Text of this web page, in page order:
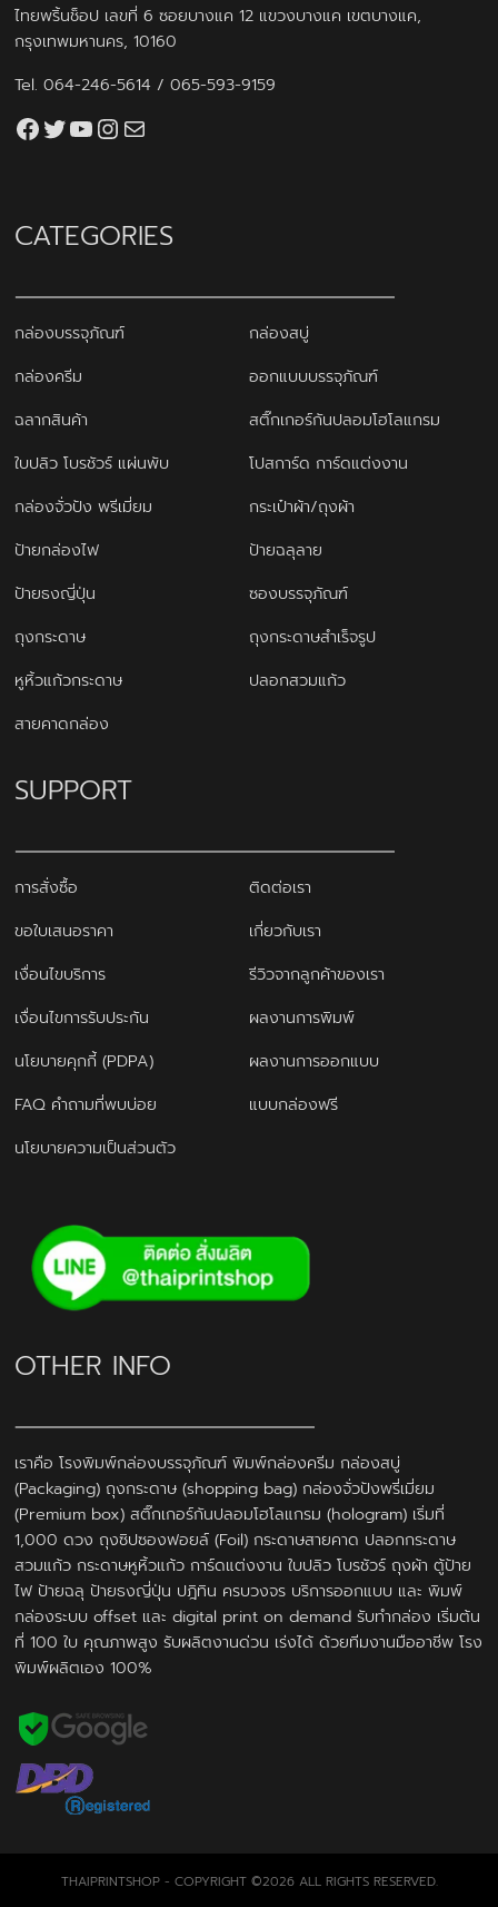
ไทยพริ้นช็อป เลขที่ 6 ซอยบางแค 12 แขวงบางแค เขตบางแค,
กรุงเทพมหานคร, 10160
Tel.064-246-5614 /065-593-9159
Facebook
Twitter
YouTube
Instagram
thaiprintshop.aw@gmail.com
CATEGORIES
กล่องบรรจุภัณฑ์
กล่องสบู่
กล่องครีม
ออกแบบบรรจุภัณฑ์
ฉลากสินค้า
สติ๊กเกอร์กันปลอมโฮโลแกรม
ใบปลิว โบรชัวร์ แผ่นพับ
โปสการ์ด การ์ดแต่งงาน
กล่องจั่วปัง พรีเมี่ยม
กระเป๋าผ้า/ถุงผ้า
ป้ายกล่องไฟ
ป้ายฉลุลาย
ป้ายธงญี่ปุ่น
ซองบรรจุภัณฑ์
ถุงกระดาษ
ถุงกระดาษสำเร็จรูป
หูหิ้วแก้วกระดาษ
ปลอกสวมแก้ว
สายคาดกล่อง
SUPPORT
การสั่งซื้อ
ติดต่อเรา
ขอใบเสนอราคา
เกี่ยวกับเรา
เงื่อนไขบริการ
รีวิวจากลูกค้าของเรา
เงื่อนไขการรับประกัน
ผลงานการพิมพ์
นโยบายคุกกี้ (PDPA)
ผลงานการออกแบบ
FAQ คำถามที่พบบ่อย
แบบกล่องฟรี
นโยบายความเป็นส่วนตัว
OTHER INFO
เราคือ โรงพิมพ์กล่องบรรจุภัณฑ์ พิมพ์กล่องครีม กล่องสบู่
(Packaging) ถุงกระดาษ (shopping bag) กล่องจั่วปังพรี่เมี่ยม
(Premium box) สติ๊กเกอร์กันปลอมโฮโลแกรม (hologram) เริ่มที่
1,000 ดวง ถุงซิปซองฟอยล์ (Foil) กระดาษสายคาด ปลอกกระดาษ
สวมแก้ว กระดาษหูหิ้วแก้ว การ์ดแต่งงาน ใบปลิว โบรชัวร์ ถุงผ้า ตู้ป้าย
ไฟ ป้ายฉลุ ป้ายธงญี่ปุ่น ปฎิทิน ครบวงจร บริการออกแบบ และ พิมพ์
กล่องระบบ offset และ digital print on demand รับทำกล่อง เริ่มต้น
ที่ 100 ใบ คุณภาพสูง รับผลิตงานด่วน เร่งได้ ด้วยทีมงานมืออาชีพ โรง
พิมพ์ผลิตเอง 100%
THAIPRINTSHOP - COPYRIGHT ©2026 ALL RIGHTS RESERVED.